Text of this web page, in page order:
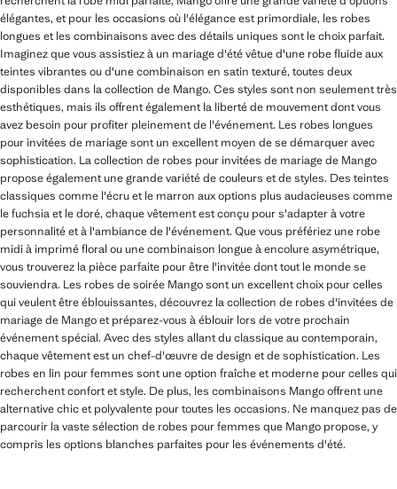
élégantes, et pour les occasions où l'élégance est primordiale, les robes
longues et les combinaisons avec des détails uniques sont le choix parfait.
Imaginez que vous assistiez à un mariage d'été vêtue d'une robe fluide aux
teintes vibrantes ou d'une combinaison en satin texturé, toutes deux
disponibles dans la collection de Mango. Ces styles sont non seulement très
esthétiques, mais ils offrent également la liberté de mouvement dont vous
avez besoin pour profiter pleinement de l'événement. Les robes longues
pour invitées de mariage sont un excellent moyen de se démarquer avec
sophistication. La collection de robes pour invitées de mariage de Mango
propose également une grande variété de couleurs et de styles. Des teintes
classiques comme l'écru et le marron aux options plus audacieuses comme
le fuchsia et le doré, chaque vêtement est conçu pour s'adapter à votre
personnalité et à l'ambiance de l'événement. Que vous préfériez une robe
midi à imprimé floral ou une combinaison longue à encolure asymétrique,
vous trouverez la pièce parfaite pour être l'invitée dont tout le monde se
souviendra. Les robes de soirée Mango sont un excellent choix pour celles
qui veulent être éblouissantes, découvrez la collection de robes d'invitées de
mariage de Mango et préparez-vous à éblouir lors de votre prochain
événement spécial. Avec des styles allant du classique au contemporain,
chaque vêtement est un chef-d'œuvre de design et de sophistication. Les
robes en lin pour femmes sont une option fraîche et moderne pour celles qui
recherchent confort et style. De plus, les combinaisons Mango offrent une
alternative chic et polyvalente pour toutes les occasions. Ne manquez pas de
parcourir la vaste sélection de robes pour femmes que Mango propose, y
compris les options blanches parfaites pour les événements d'été.